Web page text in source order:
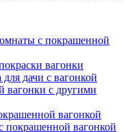
с покрашенной
вагонки
дачи с вагонкой
вагонки с другими
вагонкой
покрашенной вагонкой